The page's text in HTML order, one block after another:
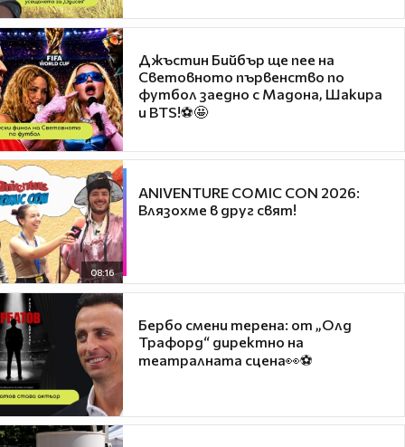
Джъстин Бийбър ще пее на
Световното първенство по
футбол заедно с Мадона, Шакира
и BTS!⚽🤩
08:16
ANIVENTURE COMIC CON 2026:
Влязохме в друг свят!
Бербо смени терена: от „Олд
Трафорд“ директно на
театралната сцена👀⚽